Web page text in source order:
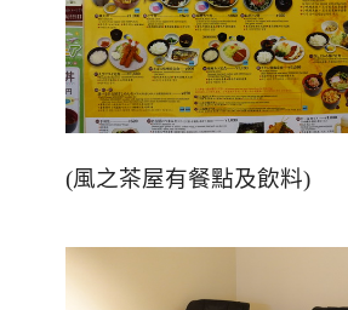
(風之茶屋有餐點及飲料)